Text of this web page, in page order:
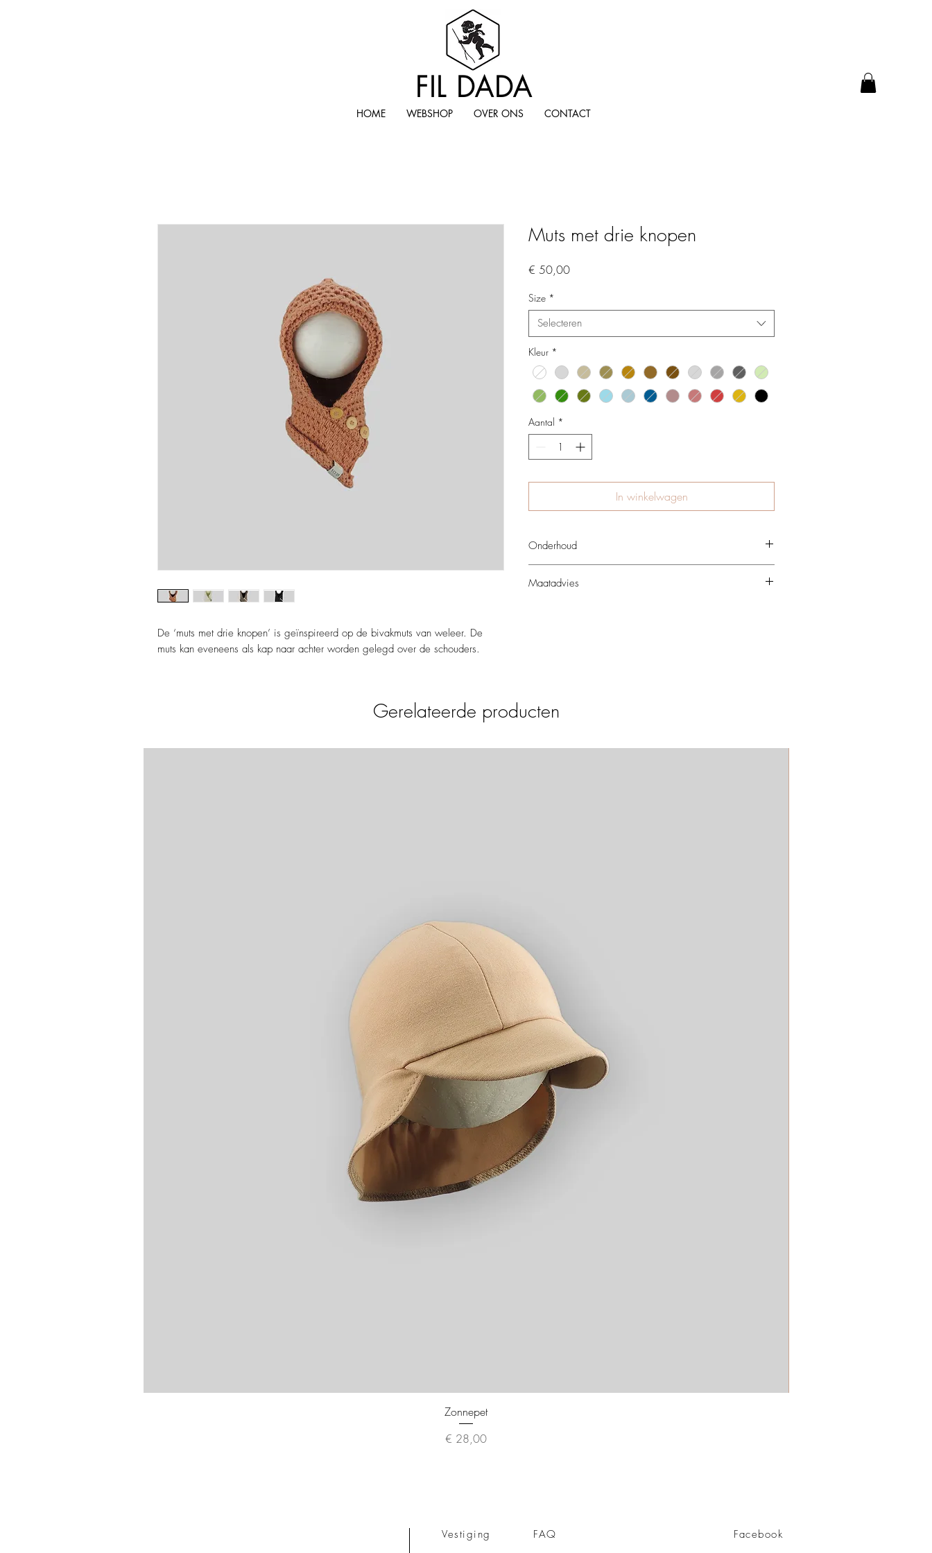
FIL DADA
HOME WEBSHOP OVER ONS CONTACT
De ‘muts met drie knopen’ is geïnspireerd op de bivakmuts van weleer. De
muts kan eveneens als kap naar achter worden gelegd over de schouders.
Muts met drie knopen
€ 50,00Prijs
Size *
Selecteren
Kleur *
Aantal *
In winkelwagen
Onderhoud
Maatadvies
Gerelateerde producten
Snel overzicht
Zonnepet
Prijs
€ 28,00
Vestiging
FAQ
Facebook